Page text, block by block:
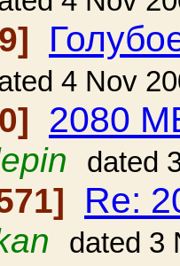
4 Nov
2080
dated
Re:
dated 3